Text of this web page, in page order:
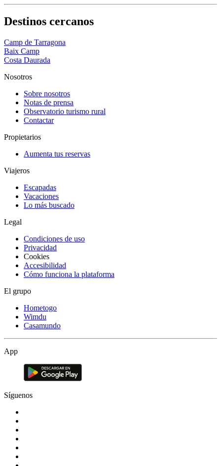
Destinos cercanos
Camp de Tarragona
Baix Camp
Costa Daurada
Nosotros
Sobre nosotros
Notas de prensa
Observatorio turismo rural
Contactar
Propietarios
Aumenta tus reservas
Viajeros
Escapadas
Vacaciones
Lo más buscado
Legal
Condiciones de uso
Privacidad
Cookies
Accesibilidad
Cómo funciona la plataforma
El grupo
Hometogo
Wimdu
Casamundo
App
Síguenos